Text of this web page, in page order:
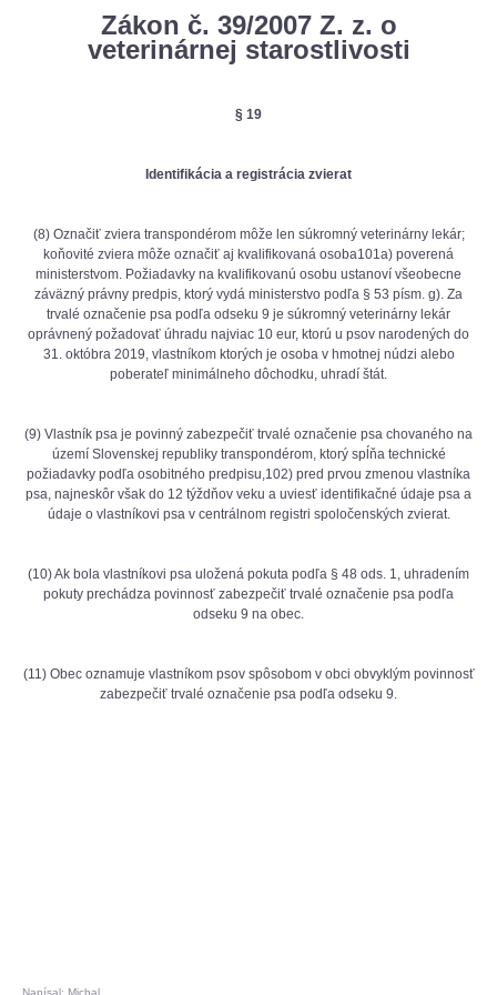
Zákon č. 39/2007 Z. z. o
veterinárnej starostlivosti
§ 19
Identifikácia a registrácia zvierat
(8) Označiť zviera transpondérom môže len súkromný veterinárny lekár;
koňovité zviera môže označiť aj kvalifikovaná osoba101a) poverená
ministerstvom. Požiadavky na kvalifikovanú osobu ustanoví všeobecne
záväzný právny predpis, ktorý vydá ministerstvo podľa § 53 písm. g). Za
trvalé označenie psa podľa odseku 9 je súkromný veterinárny lekár
oprávnený požadovať úhradu najviac 10 eur, ktorú u psov narodených do
31. októbra 2019, vlastníkom ktorých je osoba v hmotnej núdzi alebo
poberateľ minimálneho dôchodku, uhradí štát.
(9) Vlastník psa je povinný zabezpečiť trvalé označenie psa chovaného na
území Slovenskej republiky transpondérom, ktorý spĺňa technické
požiadavky podľa osobitného predpisu,102) pred prvou zmenou vlastníka
psa, najneskôr však do 12 týždňov veku a uviesť identifikačné údaje psa a
údaje o vlastníkovi psa v centrálnom registri spoločenských zvierat.
(10) Ak bola vlastníkovi psa uložená pokuta podľa § 48 ods. 1, uhradením
pokuty prechádza povinnosť zabezpečiť trvalé označenie psa podľa
odseku 9 na obec.
(11) Obec oznamuje vlastníkom psov spôsobom v obci obvyklým povinnosť
zabezpečiť trvalé označenie psa podľa odseku 9.
Napísal: Michal